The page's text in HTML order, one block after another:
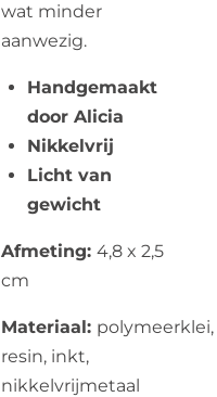
wat minder
aanwezig.
Handgemaakt
door Alicia
Nikkelvrij
Licht van
gewicht
Afmeting: 4,8 x 2,5
cm
Materiaal: polymeerklei,
resin, inkt,
nikkelvrijmetaal